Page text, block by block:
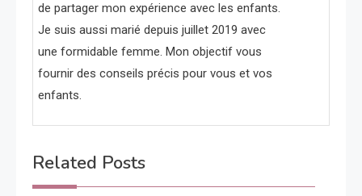
de partager mon expérience avec les enfants.
Je suis aussi marié depuis juillet 2019 avec
une formidable femme. Mon objectif vous
fournir des conseils précis pour vous et vos
enfants.
Related Posts